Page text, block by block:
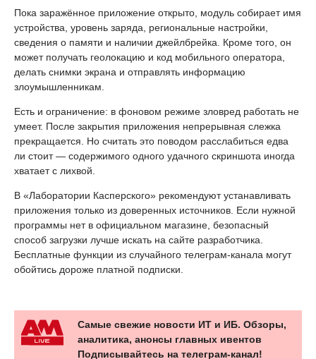
Пока заражённое приложение открыто, модуль собирает имя
устройства, уровень заряда, региональные настройки,
сведения о памяти и наличии джейлбрейка. Кроме того, он
может получать геолокацию и код мобильного оператора,
делать снимки экрана и отправлять информацию
злоумышленникам.
Есть и ограничение: в фоновом режиме зловред работать не
умеет. После закрытия приложения непрерывная слежка
прекращается. Но считать это поводом расслабиться едва
ли стоит — содержимого одного удачного скриншота иногда
хватает с лихвой.
В «Лаборатории Касперского» рекомендуют устанавливать
приложения только из доверенных источников. Если нужной
программы нет в официальном магазине, безопасный
способ загрузки лучше искать на сайте разработчика.
Бесплатные функции из случайного телеграм-канала могут
обойтись дороже платной подписки.
Самые свежие новости ИТ и ИБ. Обзоры,
аналитика, анонсы главных ивентов
Подписывайтесь на телеграм-канал!